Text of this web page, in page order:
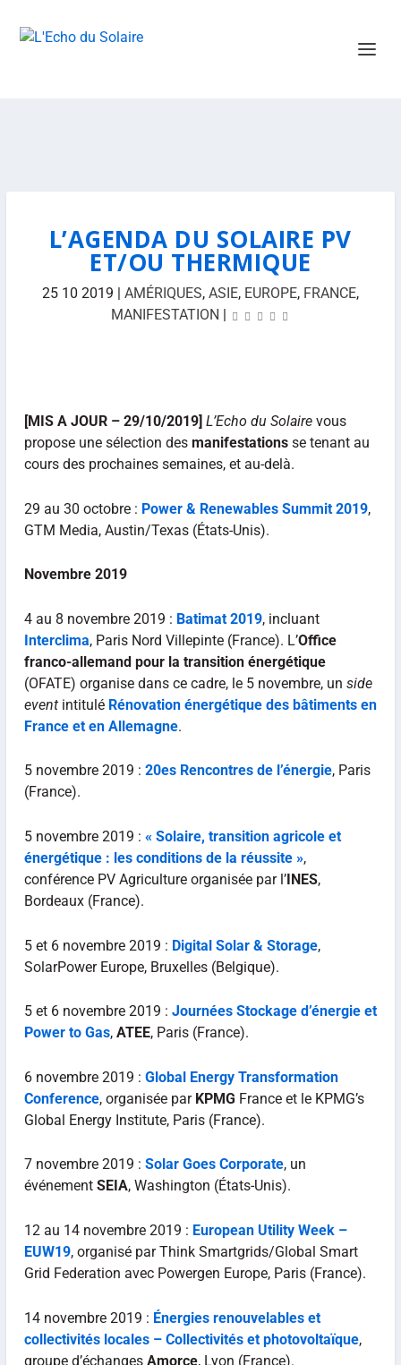
L’AGENDA DU SOLAIRE PV
ET/OU THERMIQUE
25 10 2019 | AMÉRIQUES, ASIE, EUROPE, FRANCE,
MANIFESTATION |
[MIS A JOUR – 29/10/2019] L’Echo du Solairevous
propose une sélection des manifestationsse tenant au
cours des prochaines semaines, et au-delà.
29 au 30 octobre : Power & Renewables Summit 2019,
GTM Media, Austin/Texas (États-Unis).
Novembre 2019
4 au 8 novembre 2019 : Batimat 2019, incluant
Interclima, Paris Nord Villepinte (France). L’Office
franco-allemand pour la transition énergétique
(OFATE) organise dans ce cadre, le 5 novembre, un side
eventintitulé Rénovation énergétique des bâtiments en
France et en Allemagne.
5 novembre 2019 : 20es Rencontres de l’énergie, Paris
(France).
5 novembre 2019 : « Solaire, transition agricole et
énergétique : les conditions de la réussite »,
conférence PV Agriculture organisée par l’INES,
Bordeaux (France).
5 et 6 novembre 2019 : Digital Solar & Storage,
SolarPower Europe, Bruxelles (Belgique).
5 et 6 novembre 2019 : Journées Stockage d’énergie et
Power to Gas, ATEE, Paris (France).
6 novembre 2019 : Global Energy Transformation
Conference, organisée par KPMG France et le KPMG’s
Global Energy Institute, Paris (France).
7 novembre 2019 : Solar Goes Corporate, un
événement SEIA, Washington (États-Unis).
12 au 14 novembre 2019 : European Utility Week –
EUW19, organisé par Think Smartgrids/Global Smart
Grid Federation avec Powergen Europe, Paris (France).
14 novembre 2019 : Énergies renouvelables et
collectivités locales –Collectivités et photovoltaïque,
groupe d’échanges Amorce, Lyon (France).